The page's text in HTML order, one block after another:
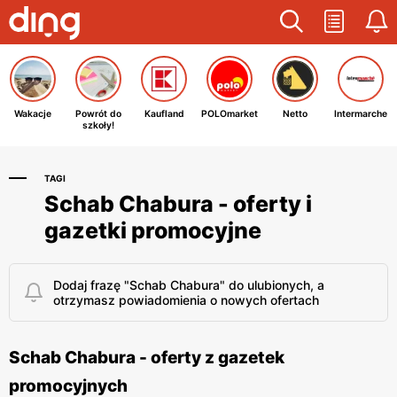
Wakacje
Powrót do
szkoły!
Kaufland POLOmarket Netto Intermarche
TAGI
Schab Chabura - oferty i
gazetki promocyjne
Dodaj frazę "Schab Chabura" do ulubionych, a
otrzymasz powiadomienia o nowych ofertach
Schab Chabura - oferty z gazetek
promocyjnych